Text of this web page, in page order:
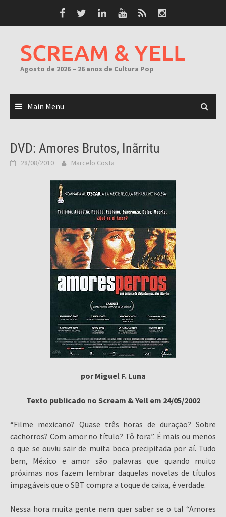
SCREAM & YELL
Agosto de 2026 – 26 anos de Cultura Pop
Main Menu
DVD: Amores Brutos, Inãrritu
28/08/2010 Marcelo Costa
por Miguel F. Luna
Texto publicado no Scream & Yell em 24/05/2002
“Filme mexicano? Quase três horas de duração? Sobre
cachorros? Com amor no título? Tô fora”. É mais ou menos
o que se ouviu sair de muita boca precipitada por aí. Tudo
bem, México e amor são palavras que quando muito
próximas nos fazem lembrar daquelas novelas de títulos
impagáveis que o SBT compra a toque de caixa, é verdade.
Nessa hora muita gente nem quer saber se o tal “Amores